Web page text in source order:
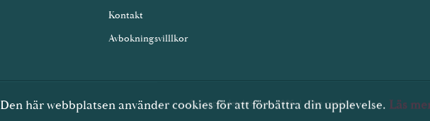
Kontakt
Avbokningsvilllkor
© Kroppsdetektiverna 2026 Om cookies
Den här webbplatsen använder cookies för att förbättra din upplevelse. Läs